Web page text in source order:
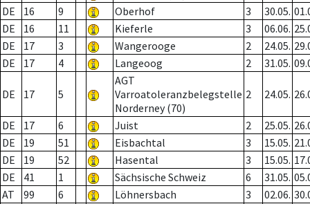
DE
16 9 Oberhof 3 30.05.
DE
16 11 Kieferle 3 06.06.
DE
17 3 Wangerooge 2 24.05.
DE
17 4 Langeoog 2 31.05.
DE 17 5
AGT
Varroatoleranzbelegstelle
Norderney (70)
2 24.05.
DE 17 6 Juist 2 25.05.
DE
19 51 Eisbachtal 3 15.05.
DE
19 52 Hasental 3 15.05.
DE
41 1 Sächsische Schweiz 6 31.05.
AT
99 6 Löhnersbach 3 02.06.